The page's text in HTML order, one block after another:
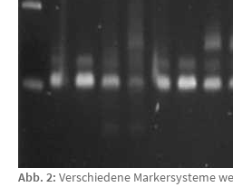
Abb. 2: Verschiedene Markersysteme